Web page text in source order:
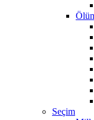
Seçim